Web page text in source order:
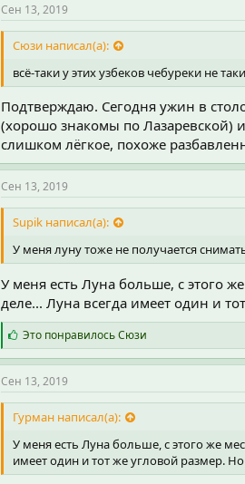
Сен 13, 2019
Сюзи написал(а):
всё-таки у этих узбеков чебуреки не
Подтверждаю. Сегодня ужин в
(хорошо знакомы по Лазаревской)
слишком лёгкое, похоже
Сен 13, 2019
Supik написал(а):
У меня луну тоже не получается
У меня есть Луна больше, с этого
деле... Луна всегда имеет один и
С
и
м
п
а
т
и
:
Это понравилосьСюзи
Сен 13, 2019
Гурман написал(а):
У меня есть Луна больше, с этого же
имеет один и тот же угловой размер.